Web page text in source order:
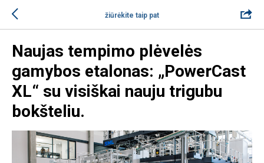
žiūrėkite taip pat
Naujas tempimo plėvelės
gamybos etalonas: „PowerCast
XL“ su visiškai nauju trigubu
bokšteliu.